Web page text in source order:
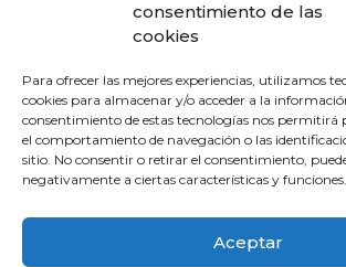
consentimiento de las
cookies
Para ofrecer las mejores experiencias, utilizamos
cookies para almacenar y/o acceder a la
consentimiento de estas tecnologías nos permitirá
el comportamiento de navegación o las
sitio. No consentir o retirar el consentimiento,
negativamente a ciertas características y funciones.
Aceptar
web en este navegador para